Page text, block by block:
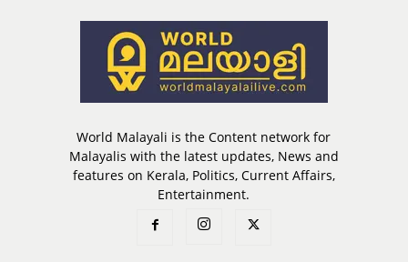
World Malayali is the Content network for
Malayalis with the latest updates, News and
features on Kerala, Politics, Current Affairs,
Entertainment.